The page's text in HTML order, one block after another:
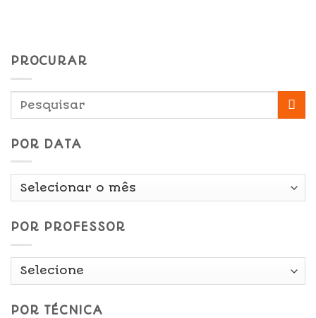
PROCURAR
POR DATA
Por
POR PROFESSOR
POR TÉCNICA